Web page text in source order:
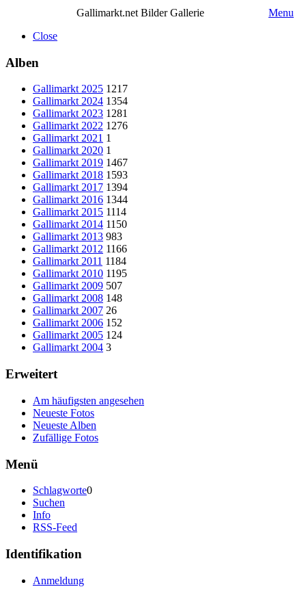
Gallimarkt.net Bilder Gallerie
Menu
Close
Alben
Gallimarkt 2025 1217
Gallimarkt 2024 1354
Gallimarkt 2023 1281
Gallimarkt 2022 1276
Gallimarkt 2021 1
Gallimarkt 2020 1
Gallimarkt 2019 1467
Gallimarkt 2018 1593
Gallimarkt 2017 1394
Gallimarkt 2016 1344
Gallimarkt 2015 1114
Gallimarkt 2014 1150
Gallimarkt 2013 983
Gallimarkt 2012 1166
Gallimarkt 2011 1184
Gallimarkt 2010 1195
Gallimarkt 2009 507
Gallimarkt 2008 148
Gallimarkt 2007 26
Gallimarkt 2006 152
Gallimarkt 2005 124
Gallimarkt 2004 3
Erweitert
Am häufigsten angesehen
Neueste Fotos
Neueste Alben
Zufällige Fotos
Menü
Schlagworte0
Suchen
Info
RSS-Feed
Identifikation
Anmeldung